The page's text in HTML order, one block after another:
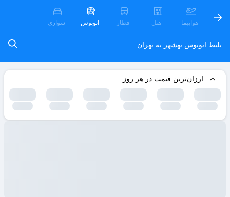
هواپیما هتل قطار اتوبوس سواری
بلیط اتوبوس بهشهر به تهران
ارزان‌ترین قیمت در هر روز